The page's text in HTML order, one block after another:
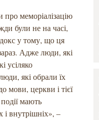
про меморіалізацію
були не на часі,
у тому, що ця
Адже люди, які
усіляко
які обрали їх
мови, церкви і тієї
мають
внутрішніх», –